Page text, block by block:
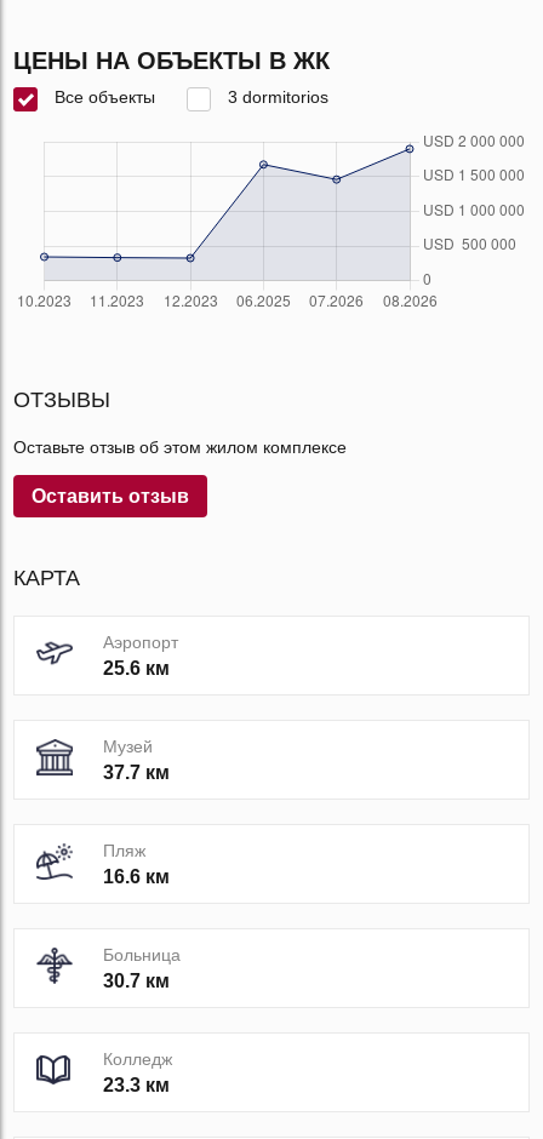
ЦЕНЫ НА ОБЪЕКТЫ В ЖК
Все объекты 3 dormitorios
ОТЗЫВЫ
Оставьте отзыв об этом жилом комплексе
Оставить отзыв
КАРТА
Аэропорт
25.6 км
Музей
37.7 км
Пляж
16.6 км
Больница
30.7 км
Колледж
23.3 км